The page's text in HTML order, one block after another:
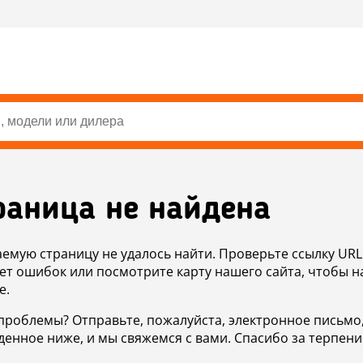
не найдена
страницу не удалось найти. Проверьте ссылку
ошибок или посмотрите карту нашего сайта, чтобы
Отправьте, пожалуйста, электронное
ниже, и мы свяжемся с вами. Спасибо за